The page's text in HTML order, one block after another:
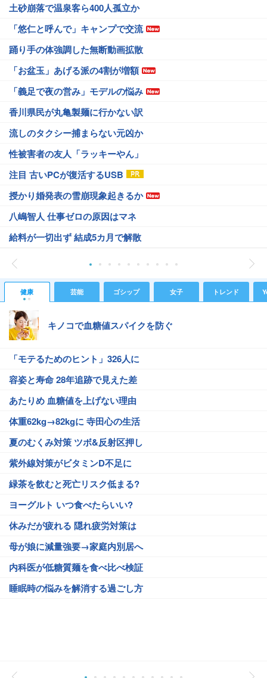
土砂崩落で温泉客ら400人孤立か
「悠仁と呼んで」キャンプで交流
踊り手の体強調した無断動画拡散
「お盆玉」あげる派の4割が増額
「義足で夜の営み」モデルの悩み
香川県民が丸亀製麺に行かない訳
流しのタクシー捕まらない元凶か
性被害者の友人「ラッキーやん」
注目 古いPCが復活するUSB
授かり婚発表の雪崩現象起きるか
八嶋智人 仕事ゼロの原因はマネ
給料が一切出ず 結成5カ月で解散
健康 芸能 ゴシップ 女子 トレンド
キノコで血糖値スパイクを防ぐ
「モテるためのヒント」326人に
容姿と寿命 28年追跡で見えた差
あたりめ 血糖値を上げない理由
体重62kg→82kgに 寺田心の生活
夏のむくみ対策 ツボ&反射区押し
紫外線対策がビタミンD不足に
緑茶を飲むと死亡リスク低まる?
ヨーグルト いつ食べたらいい?
休みだが疲れる 隠れ疲労対策は
母が娘に減量強要→家庭内別居へ
内科医が低糖質麺を食べ比べ検証
睡眠時の悩みを解消する過ごし方